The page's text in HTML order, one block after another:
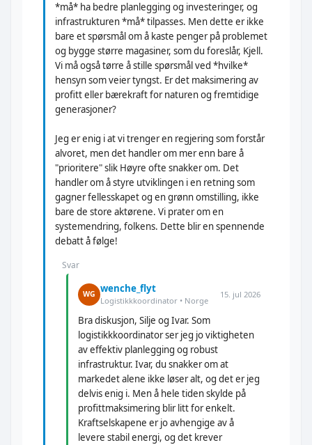
*må* ha bedre planlegging og investeringer, og
infrastrukturen *må* tilpasses. Men dette er ikke
bare et spørsmål om å kaste penger på problemet
og bygge større magasiner, som du foreslår, Kjell.
Vi må også tørre å stille spørsmål ved *hvilke*
hensyn som veier tyngst. Er det maksimering av
profitt eller bærekraft for naturen og fremtidige
generasjoner?
Jeg er enig i at vi trenger en regjering som forstår
alvoret, men det handler om mer enn bare å
"prioritere" slik Høyre ofte snakker om. Det
handler om å styre utviklingen i en retning som
gagner fellesskapet og en grønn omstilling, ikke
bare de store aktørene. Vi prater om en
systemendring, folkens. Dette blir en spennende
debatt å følge!
Svar
WG wenche_flyt
Logistikkkoordinator • Norge
15. jul 2026
Bra diskusjon, Silje og Ivar. Som
logistikkkoordinator ser jeg jo viktigheten
av effektiv planlegging og robust
infrastruktur. Ivar, du snakker om at
markedet alene ikke løser alt, og det er jeg
delvis enig i. Men å hele tiden skylde på
profittmaksimering blir litt for enkelt.
Kraftselskapene er jo avhengige av å
levere stabil energi, og det krever